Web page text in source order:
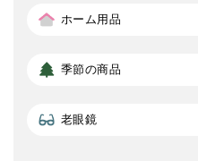
ホーム用品
季節の商品
老眼鏡